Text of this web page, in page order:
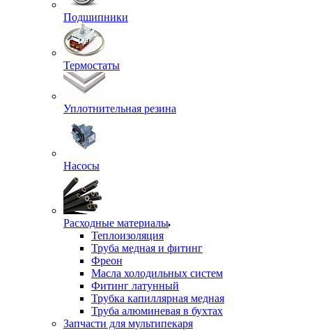
Подшипники
Термостаты
Уплотнительная резина
Насосы
Расходные материалы
Теплоизоляция
Труба медная и фитинг
Фреон
Масла холодильных систем
Фитинг латунный
Трубка капиллярная медная
Труба алюминевая в бухтах
Запчасти для мультипекаря